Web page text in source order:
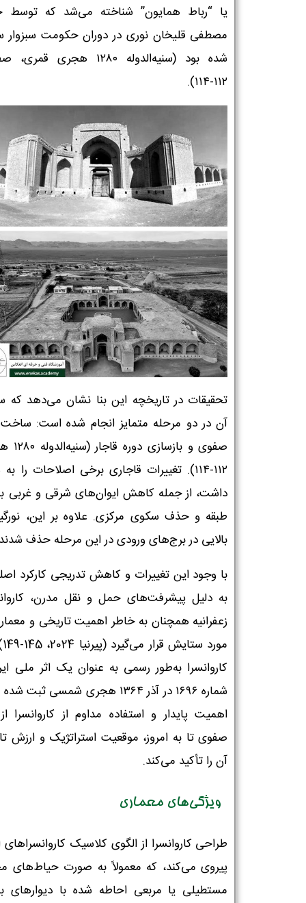
یا “رباط همایون” شناخته می‌شد که توسط
مصطفی قلیخان نوری در دوران حکومت سبزوار
شده بود (سنیه‌الدوله ۱۲۸۰ هجری
۱۱۲-۱۱۴).
تحقیقات در تاریخچه این بنا نشان می‌دهد
آن در دو مرحله متمایز انجام شده است: ساخت
صفوی و
۱۱۲-۱۱۴). تغییرات قاجاری برخی اصلاحات را
داشت، از جمله کاهش ایوان‌های شرقی و غربی
طبقه و حذف سکوی مرکزی. علاوه بر این،
بالایی در برج‌های ورودی در این مرحله حذف
با وجود این تغییرات و کاهش تدریجی کارکرد
به دلیل پیشرفت‌های حمل و نقل مدرن،
زعفرانیه همچنان به خاطر اهمیت تاریخی و
کاروانسرا به‌طور رسمی به عنوان یک اثر ملی
شماره ۱۶۹۶ در آذر ۱۳۶۴ هجری شمسی
اهمیت پایدار و استفاده مداوم از کاروانسرا
صفوی تا به امروز، موقعیت استراتژیک و ارزش
آن را تأکید می‌کند.
ویژگی‌های معماری
طراحی کاروانسرا از الگوی کلاسیک کاروانسراهای
پیروی می‌کند، که معمولاً به صورت حیاط‌های
مستطیلی یا مربعی احاطه شده با دیوارهای